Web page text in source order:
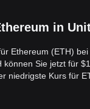
in
Ethereum (ETH)
können Sie jetzt für
niedrigste Kurs für